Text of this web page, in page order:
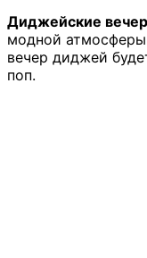
Диджейские
модной
вечер диджей
поп.